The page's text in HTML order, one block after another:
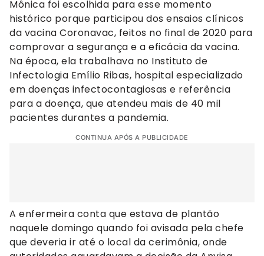
Mônica foi escolhida para esse momento
histórico porque participou dos ensaios clínicos
da vacina Coronavac, feitos no final de 2020 para
comprovar a segurança e a eficácia da vacina.
Na época, ela trabalhava no Instituto de
Infectologia Emílio Ribas, hospital especializado
em doenças infectocontagiosas e referência
para a doença, que atendeu mais de 40 mil
pacientes durantes a pandemia.
CONTINUA APÓS A PUBLICIDADE
A enfermeira conta que estava de plantão
naquele domingo quando foi avisada pela chefe
que deveria ir até o local da cerimônia, onde